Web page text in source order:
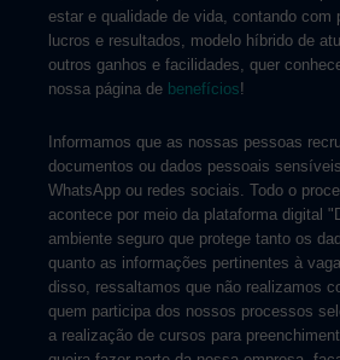
estar e qualidade de vida, contando com
lucros e resultados, modelo híbrido de
outros ganhos e facilidades, quer
nossa página de benefícios!
Informamos que as nossas pessoas
documentos ou dados pessoais
WhatsApp ou redes sociais. Todo o
acontece por meio da plataforma digital
ambiente seguro que protege tanto os
quanto as informações pertinentes à
disso, ressaltamos que não realizamos
quem participa dos nossos processos
a realização de cursos para